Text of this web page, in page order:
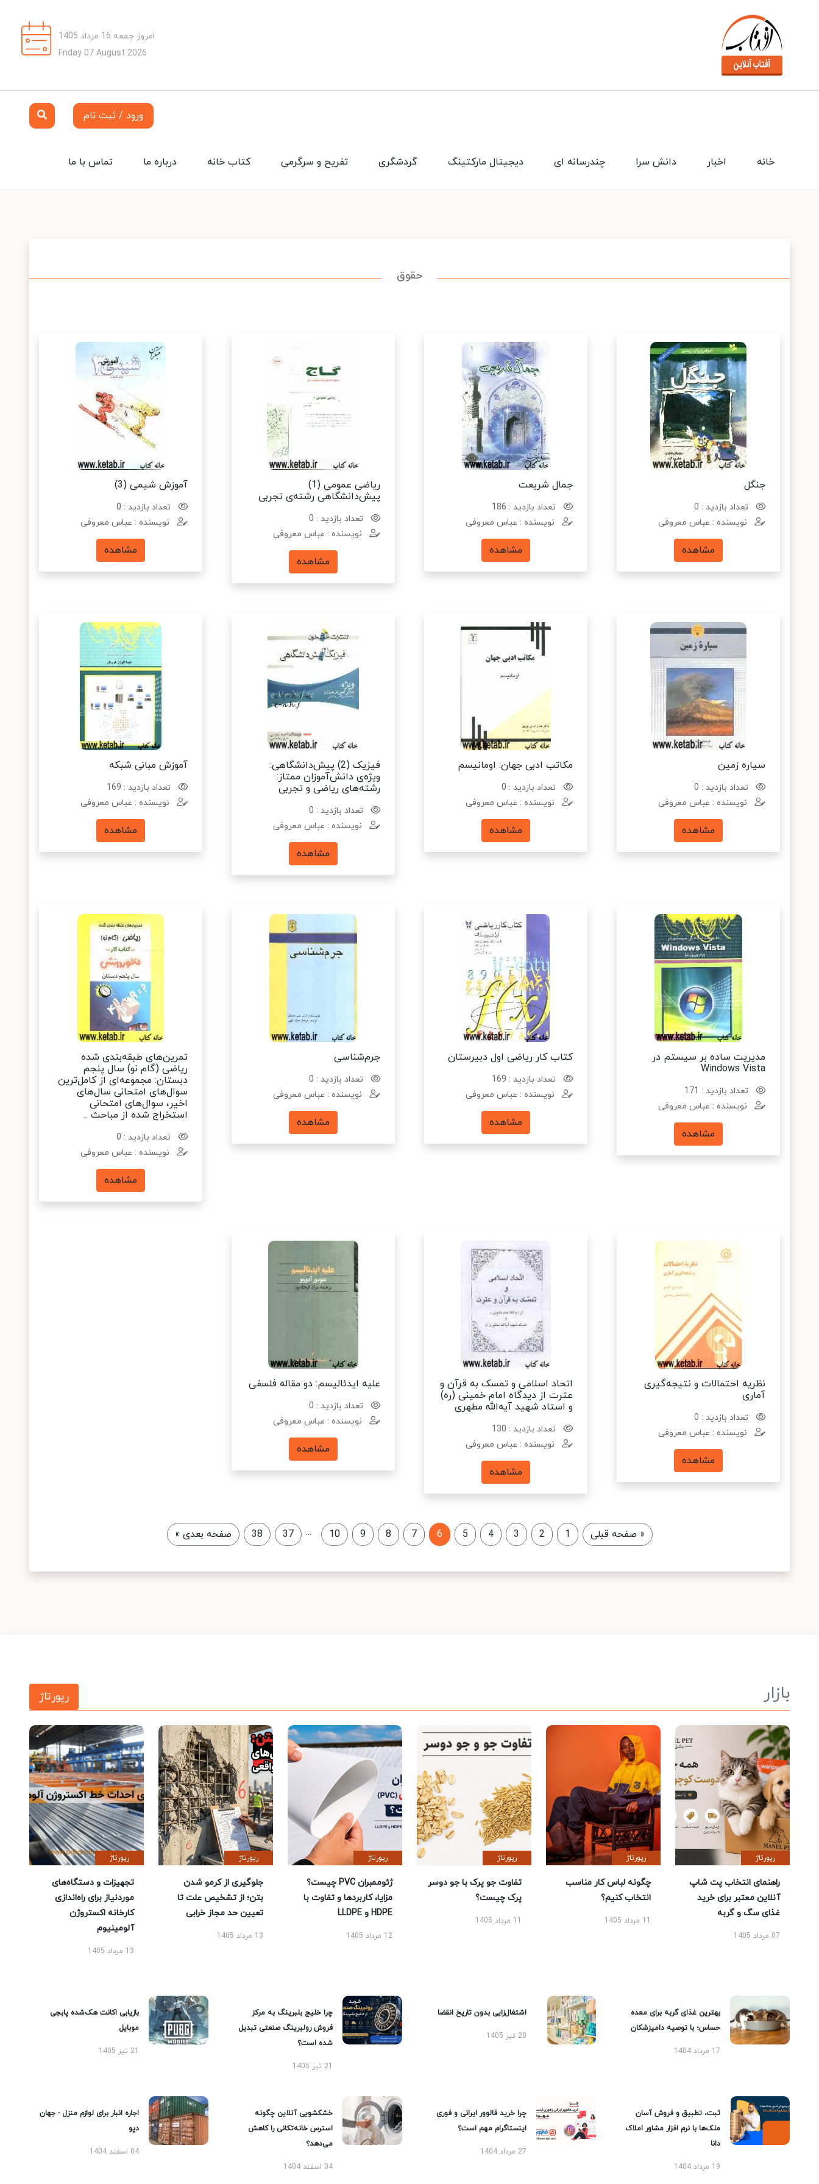
امروز جمعه 16 مرداد 1405
Friday 07 August 2026
ورود / ثبت نام
تماس با ما درباره ما کتاب خانه تفریح و سرگرمی گردشگری دیجیتال مارکتینگ چندرسانه ای دانش سرا اخبار خانه
حقوق
جنگل
تعداد بازدید : 0
نویسنده : عباس معروفی
مشاهده
جمال شریعت
تعداد بازدید : 186
نویسنده : عباس معروفی
مشاهده
ریاضی عمومی (1)
پیش‌دانشگاهی رشته‌ی تجربی
تعداد بازدید : 0
نویسنده : عباس معروفی
مشاهده
آموزش شیمی (3)
تعداد بازدید : 0
نویسنده : عباس معروفی
مشاهده
سیاره زمین
تعداد بازدید : 0
نویسنده : عباس معروفی
مشاهده
مکاتب ادبی جهان: اومانیسم
تعداد بازدید : 0
نویسنده : عباس معروفی
مشاهده
فیزیک (2) پیش‌دانشگاهی:
ویژه‌ی دانش‌آموزان ممتاز:
رشته‌های ریاضی و تجربی
تعداد بازدید : 0
نویسنده : عباس معروفی
مشاهده
آموزش مبانی شبکه
تعداد بازدید : 169
نویسنده : عباس معروفی
مشاهده
مدیریت ساده بر سیستم در
Windows Vista
تعداد بازدید : 171
نویسنده : عباس معروفی
مشاهده
کتاب کار ریاضی اول دبیرستان
تعداد بازدید : 169
نویسنده : عباس معروفی
مشاهده
جرم‌شناسی
تعداد بازدید : 0
نویسنده : عباس معروفی
مشاهده
تمرین‌های طبقه‌بندی شده
ریاضی (گام نو) سال پنجم
دبستان: مجموعه‌ای از کامل‌ترین
سوال‌های امتحانی سال‌های
اخیر، سوال‌های امتحانی
استخراج شده از مباحث ..
تعداد بازدید : 0
نویسنده : عباس معروفی
مشاهده
نظریه احتمالات و نتیجه‌گیری
آماری
تعداد بازدید : 0
نویسنده : عباس معروفی
مشاهده
اتحاد اسلامی و تمسک به قرآن و
عترت از دیدگاه امام خمینی (ره)
و استاد شهید آیه‌الله مطهری
تعداد بازدید : 130
نویسنده : عباس معروفی
مشاهده
علیه ایدئالیسم: دو مقاله فلسفی
تعداد بازدید : 0
نویسنده : عباس معروفی
مشاهده
« صفحه قبلی 1
2
3
4
5
6
7
8
9
10
...
37
38 صفحه بعدی »
بازار رپورتاژ
رپورتاژ
راهنمای انتخاب پت شاپ
آنلاین معتبر برای خرید
غذای سگ و گربه
07 مرداد 1405
رپورتاژ
چگونه لباس کار مناسب
انتخاب کنیم؟
11 مرداد 1405
رپورتاژ
تفاوت جو پرک با جو دوسر
پرک چیست؟
11 مرداد 1405
رپورتاژ
ژئوممبران PVC چیست؟
مزایا، کاربردها و تفاوت با
HDPE و LLDPE
12 مرداد 1405
رپورتاژ
جلوگیری از کرمو شدن
بتن؛ از تشخیص علت تا
تعیین حد مجاز خرابی
13 مرداد 1405
رپورتاژ
تجهیزات و دستگاه‌های
موردنیاز برای راه‌اندازی
کارخانه اکستروژن
آلومینیوم
13 مرداد 1405
بهترین غذای گربه برای معده
حساس؛ با توصیه دامپزشکان
17 مرداد 1404
اشتغال‌زایی بدون تاریخ انقضا
20 تیر 1405
چرا خلیج بلبرینگ به مرکز
فروش رولبرینگ صنعتی تبدیل
شده است؟
21 تیر 1405
بازیابی اکانت هک‌شده پابجی
موبایل
21 تیر 1405
ثبت، تطبیق و فروش آسان
ملک‌ها با نرم افزار مشاور املاک
دانا
19 مرداد 1404
چرا خرید فالوور ایرانی و فوری
اینستاگرام مهم است؟
27 مرداد 1404
خشکشویی آنلاین چگونه
استرس خانه‌تکانی را کاهش
می‌دهد؟
04 اسفند 1404
اجاره انبار برای لوازم منزل - جهان
دپو
04 اسفند 1404